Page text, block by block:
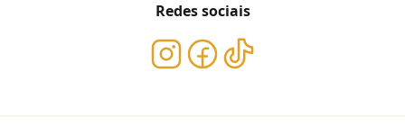
Redes sociais